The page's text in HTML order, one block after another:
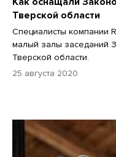
Тверской области
Специалисты компании
малый залы заседаний
Тверской области.
25 августа 2020